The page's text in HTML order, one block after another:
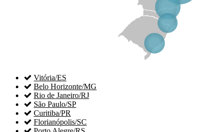
 Vitória/ES
 Belo Horizonte/MG
 Rio de Janeiro/RJ
 São Paulo/SP
 Curitiba/PR
 Florianópolis/SC